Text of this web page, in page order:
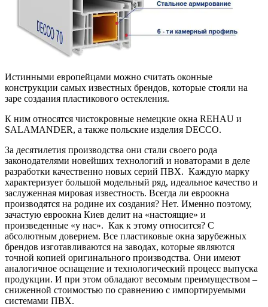
Истинными европейцами можно считать оконные
конструкции самых известных брендов, которые стояли на
заре создания пластикового остекления.
К ним относятся чистокровные немецкие окна REHAU и
SALAMANDER, а также польские изделия DECCO.
За десятилетия производства они стали своего рода
законодателями новейших технологий и новаторами в деле
разработки качественно новых серий ПВХ. Каждую марку
характеризует большой модельный ряд, идеальное качество и
заслуженная мировая известность. Всегда ли евроокна
производятся на родине их создания? Нет. Именно поэтому,
зачастую евроокна Киев делит на «настоящие» и
произведенные «у нас». Как к этому относится? С
абсолютным доверием. Все пластиковые окна зарубежных
брендов изготавливаются на заводах, которые являются
точной копией оригинального производства. Они имеют
аналогичное оснащение и технологический процесс выпуска
продукции. И при этом обладают весомым преимуществом –
сниженной стоимостью по сравнению с импортируемыми
системами ПВХ.